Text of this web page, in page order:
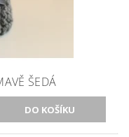
ŠEDÁ